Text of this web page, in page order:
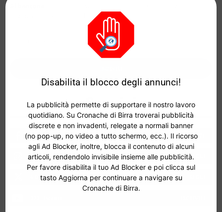
iniziative ed eventi sulla birra artigianale.
Seguici
31,013 Fans MI PIACE
17,155 Follower SEGUI
6,014 Follower
Disabilita il blocco degli annunci!
La pubblicità permette di supportare il nostro lavoro
quotidiano. Su Cronache di Birra troverai pubblicità
discrete e non invadenti, relegate a normali banner
(no pop-up, no video a tutto schermo, ecc.). Il ricorso
agli Ad Blocker, inoltre, blocca il contenuto di alcuni
articoli, rendendolo invisibile insieme alle pubblicità.
Per favore disabilita il tuo Ad Blocker e poi clicca sul
tasto Aggiorna per continuare a navigare su
Cronache di Birra.